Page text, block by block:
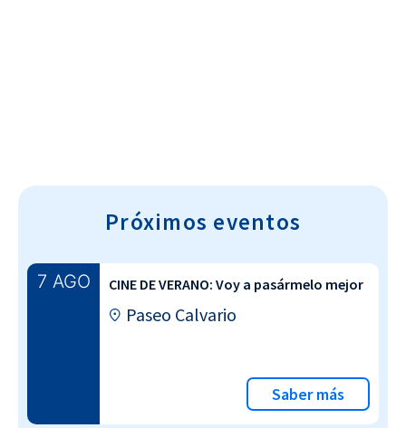
Próximos eventos
7 AGO CINE DE VERANO: Voy a pasármelo mejor
Paseo Calvario
Saber más